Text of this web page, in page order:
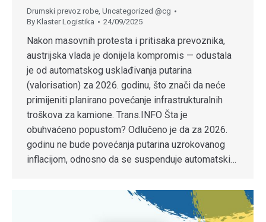
Drumski prevoz robe Uncategorized @cg
By Klaster Logistika 24/09/2025
Nakon masovnih protesta i pritisaka prevoznika,
austrijska vlada je donijela kompromis — odustala
je od automatskog usklađivanja putarina
(valorisation) za 2026. godinu, što znači da neće
primijeniti planirano povećanje infrastrukturalnih
troškova za kamione. Trans.INFO Šta je
obuhvaćeno popustom? Odlučeno je da za 2026.
godinu ne bude povećanja putarina uzrokovanog
inflacijom, odnosno da se suspenduje automatski…